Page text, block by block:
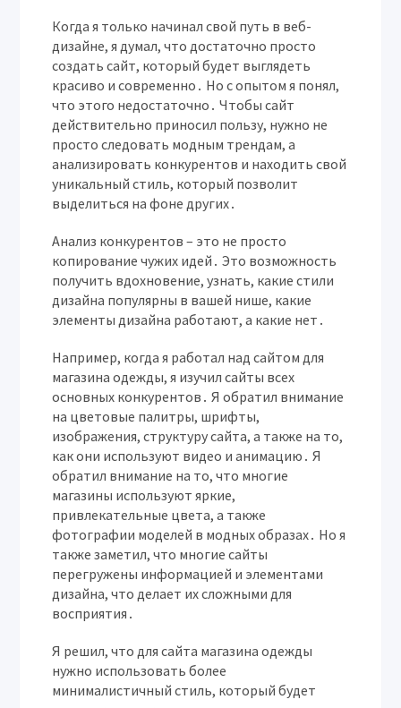
Когда я только начинал свой путь в веб-
дизайне, я думал, что достаточно просто
создать сайт, который будет выглядеть
красиво и современно․ Но с опытом я понял,
что этого недостаточно․ Чтобы сайт
действительно приносил пользу, нужно не
просто следовать модным трендам, а
анализировать конкурентов и находить свой
уникальный стиль, который позволит
выделиться на фоне других․
Анализ конкурентов – это не просто
копирование чужих идей․ Это возможность
получить вдохновение, узнать, какие стили
дизайна популярны в вашей нише, какие
элементы дизайна работают, а какие нет․
Например, когда я работал над сайтом для
магазина одежды, я изучил сайты всех
основных конкурентов․ Я обратил внимание
на цветовые палитры, шрифты,
изображения, структуру сайта, а также на то,
как они используют видео и анимацию․ Я
обратил внимание на то, что многие
магазины используют яркие,
привлекательные цвета, а также
фотографии моделей в модных образах․ Но я
также заметил, что многие сайты
перегружены информацией и элементами
дизайна, что делает их сложными для
восприятия․
Я решил, что для сайта магазина одежды
нужно использовать более
минималистичный стиль, который будет